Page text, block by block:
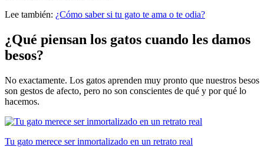
Lee también: ¿Cómo saber si tu gato te ama o te odia?
¿Qué piensan los gatos cuando les damos
besos?
No exactamente. Los gatos aprenden muy pronto que nuestros besos
son gestos de afecto, pero no son conscientes de qué y por qué lo
hacemos.
Tu gato merece ser inmortalizado en un retrato real